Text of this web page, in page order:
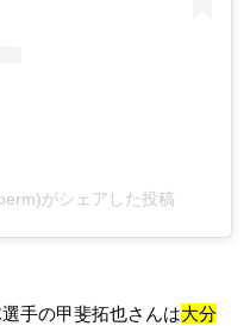
がシェアした投稿
手の甲斐拓也さんは大分